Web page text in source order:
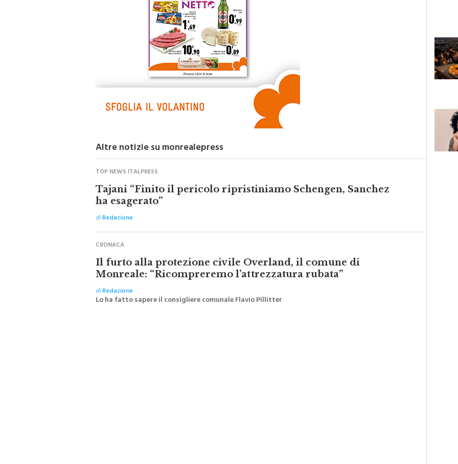
Altre notizie su monrealepress
TOP NEWS ITALPRESS
Tajani “Finito il pericolo ripristiniamo Schengen, Sanchez
ha esagerato”
diRedazione
CRONACA
Il furto alla protezione civile Overland, il comune di
Monreale: “Ricompreremo l’attrezzatura rubata”
diRedazione
Lo ha fatto sapere il consigliere comunale Flavio Pillitter